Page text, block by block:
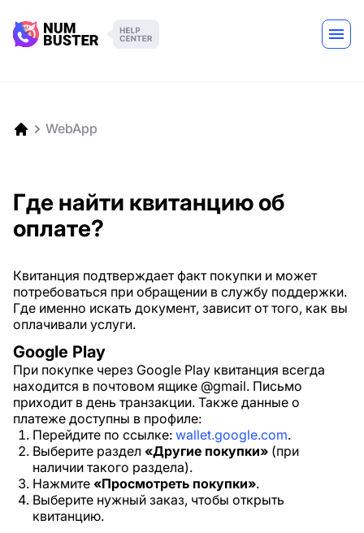
WebApp
Где найти квитанцию об
оплате?
Квитанция подтверждает факт покупки и может
потребоваться при обращении в службу поддержки.
Где именно искать документ, зависит от того, как вы
оплачивали услуги.
Google Play
При покупке через Google Play квитанция всегда
находится в почтовом ящике @gmail. Письмо
приходит в день транзакции. Также данные о
платеже доступны в профиле:
Перейдите по ссылке: wallet.google.com.
Выберите раздел «Другие покупки» (при
наличии такого раздела).
Нажмите «Просмотреть покупки».
Выберите нужный заказ, чтобы открыть
квитанцию.